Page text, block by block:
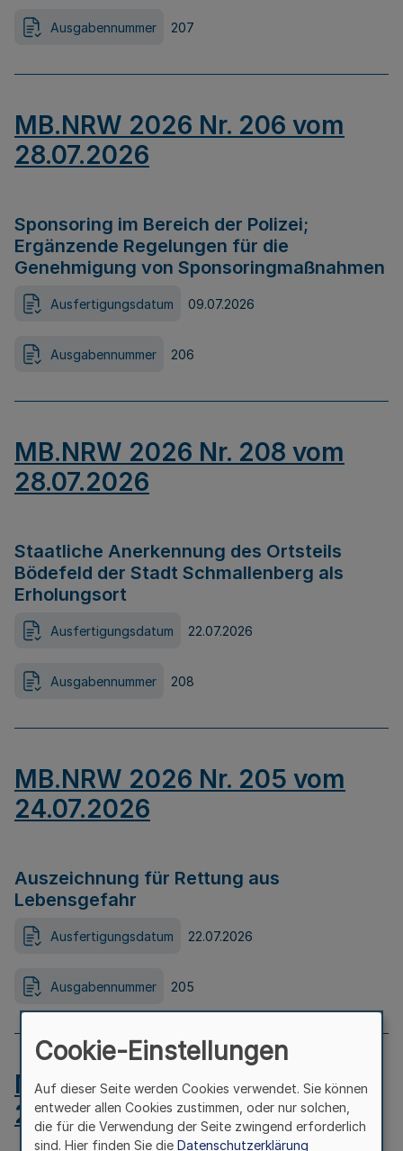
Ausgabennummer 207
MB.NRW 2026 Nr. 206 vom
28.07.2026
Sponsoring im Bereich der Polizei;
Ergänzende Regelungen für die
Genehmigung von Sponsoringmaßnahmen
Ausfertigungsdatum 09.07.2026
Ausgabennummer 206
MB.NRW 2026 Nr. 208 vom
28.07.2026
Staatliche Anerkennung des Ortsteils
Bödefeld der Stadt Schmallenberg als
Erholungsort
Ausfertigungsdatum 22.07.2026
Ausgabennummer 208
MB.NRW 2026 Nr. 205 vom
24.07.2026
Auszeichnung für Rettung aus
Lebensgefahr
Ausfertigungsdatum 22.07.2026
Ausgabennummer 205
MB.NRW 2026 Nr. 204 vom
24.07.2026
Cookie-Einstellungen
Auf dieser Seite werden Cookies verwendet. Sie können
entweder allen Cookies zustimmen, oder nur solchen,
die für die Verwendung der Seite zwingend erforderlich
sind. Hier finden Sie die Datenschutzerklärung